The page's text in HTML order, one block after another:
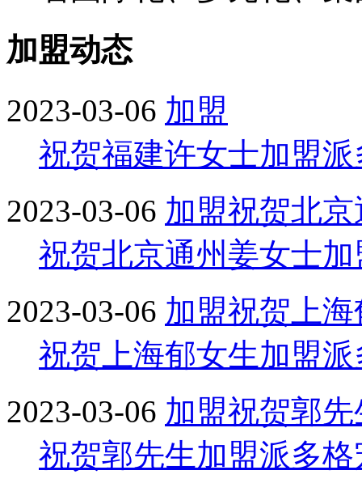
加盟动态
2023-03-06 加盟
祝贺福建许女士加盟
2023-03-06 加盟祝贺北
祝贺北京通州姜女士
2023-03-06 加盟祝贺上
祝贺上海郁女生加盟
2023-03-06 加盟祝贺郭
祝贺郭先生加盟派多